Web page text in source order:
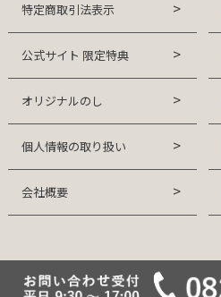
特定商取引法表示
公式サイト 限定特典
オリジナルのし
個人情報の取り扱い
会社概要